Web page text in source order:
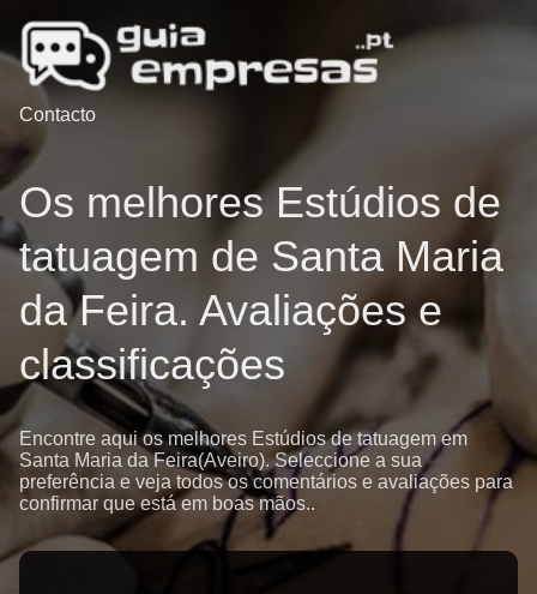
Contacto
Os melhores Estúdios de
tatuagem de Santa Maria
da Feira. Avaliações e
classificações
Encontre aqui os melhores Estúdios de tatuagem em
Santa Maria da Feira(Aveiro). Seleccione a sua
preferência e veja todos os comentários e avaliações para
confirmar que está em boas mãos..